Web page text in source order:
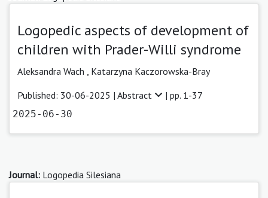
Logopedic aspects of development of
children with Prader-Willi syndrome
Aleksandra Wach
Katarzyna Kaczorowska-Bray
Published: 30-06-2025 | Abstract | pp. 1-37
2025-06-30
Journal: Logopedia Silesiana